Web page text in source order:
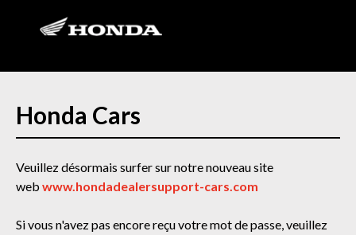
Honda Cars
Veuillez désormais surfer sur notre nouveau site
web www.hondadealersupport-cars.com
Si vous n'avez pas encore reçu votre mot de passe, veuillez